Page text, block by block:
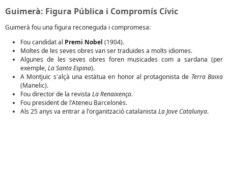
Guimerà: Figura Pública i Compromís Cívic
Guimerà fou una figura reconeguda i compromesa:
Fou candidat al Premi Nobel (1904).
Moltes de les seves obres van ser traduïdes a molts idiomes.
Algunes de les seves obres foren musicades com a sardana (per
exemple,La Santa Espina).
A Montjuïc s'alçà una estàtua en honor al protagonista de Terra Baixa
(Manelic).
Fou director de la revista La Renaixença.
Fou president de l'Ateneu Barcelonès.
Als 25 anys va entrar a l'organització catalanista La Jove Catalunya.